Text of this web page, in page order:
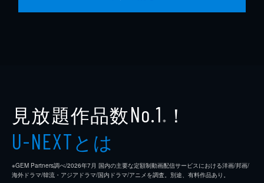
見放題作品数No.1 ※ ！
U-NEXTとは
※GEM Partners調べ/2026年7⽉ 国内の主要な定額制動画配信サービスにおける洋画/邦画/
海外ドラマ/韓流・アジアドラマ/国内ドラマ/アニメを調査。別途、有料作品あり。